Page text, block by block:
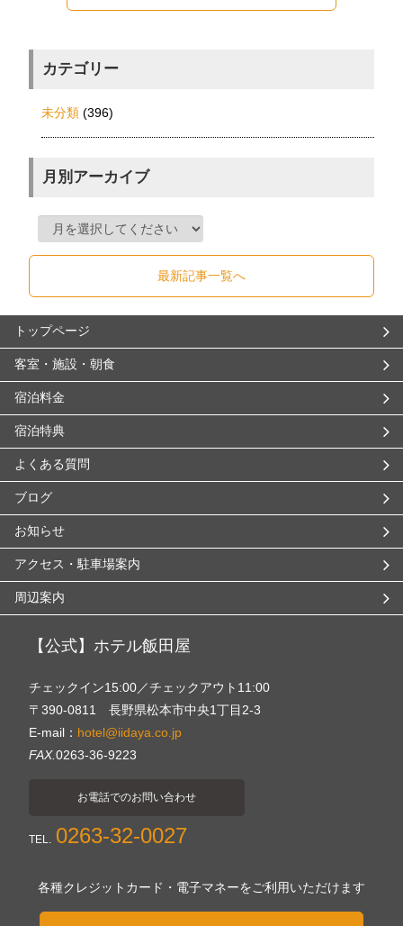
カテゴリー
未分類 (396)
月別アーカイブ
最新記事一覧へ
トップページ
客室・施設・朝食
宿泊料金
宿泊特典
よくある質問
ブログ
お知らせ
アクセス・駐車場案内
周辺案内
【公式】ホテル飯田屋
チェックイン15:00／チェックアウト11:00
〒390-0811 長野県松本市中央1丁目2-3
E-mail： hotel@iidaya.co.jp
FAX.0263-36-9223
お電話でのお問い合わせ
TEL. 0263-32-0027
各種クレジットカード・電子マネーをご利用いただけます